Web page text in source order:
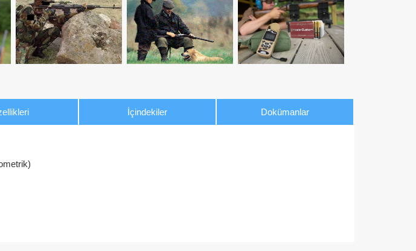
İçindekiler Dokümanlar